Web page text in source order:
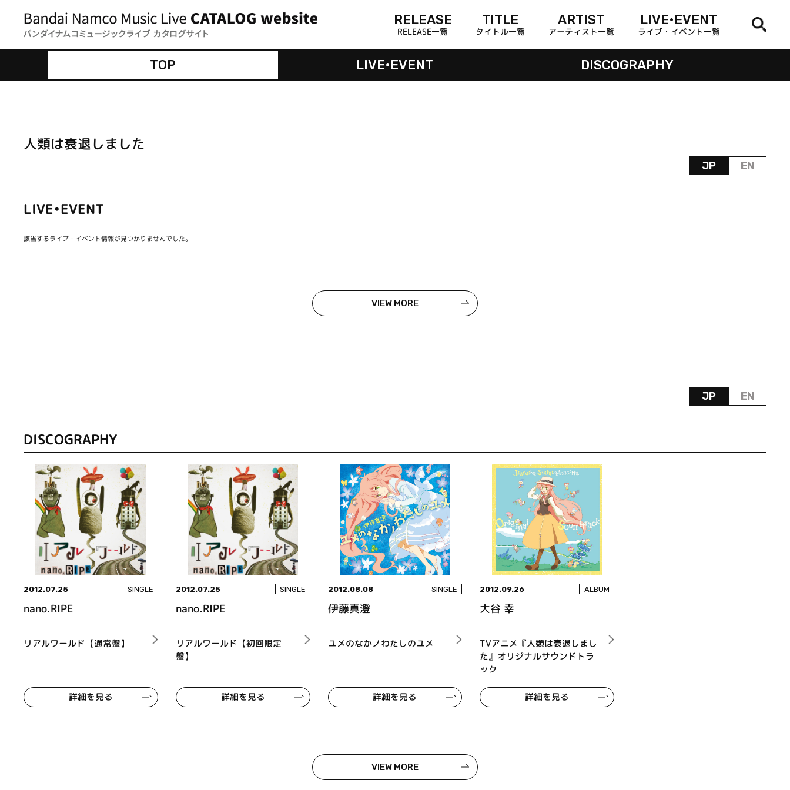
RELEASE
RELEASE一覧
TITLE
タイトル一覧
ARTIST
アーティスト一覧
LIVE•EVENT
ライブ・イベント一覧
TOP LIVE•EVENT DISCOGRAPHY
人類は衰退しました
JP EN
LIVE•EVENT
該当するライブ・イベント情報が見つかりませんでした。
VIEW MORE
JP EN
DISCOGRAPHY
2012.07.25 SINGLE
nano.RIPE
リアルワールド【通常盤】
詳細を見る
2012.07.25 SINGLE
nano.RIPE
リアルワールド【初回限定
盤】
詳細を見る
2012.08.08 SINGLE
伊藤真澄
ユメのなかノわたしのユメ
詳細を見る
2012.09.26 ALBUM
大谷 幸
TVアニメ『人類は衰退しまし
た』オリジナルサウンドトラ
ック
詳細を見る
VIEW MORE